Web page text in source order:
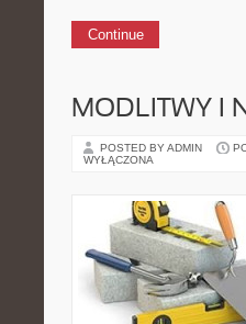
Continue
MODLITWY I
POSTED BY ADMIN
WYŁĄCZONA